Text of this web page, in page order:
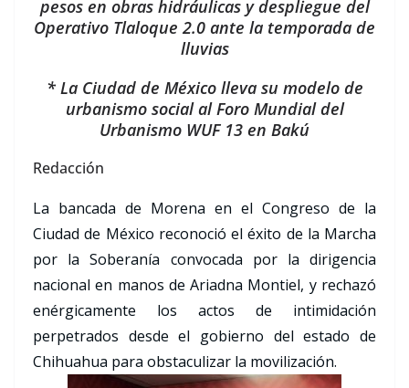
pesos en obras hidráulicas y despliegue del
Operativo Tlaloque 2.0 ante la temporada de
lluvias
* La Ciudad de México lleva su modelo de
urbanismo social al Foro Mundial del
Urbanismo WUF 13 en Bakú
Redacción
La bancada de Morena en el Congreso de la
Ciudad de México reconoció el éxito de la Marcha
por la Soberanía convocada por la dirigencia
nacional en manos de Ariadna Montiel, y rechazó
enérgicamente los actos de intimidación
perpetrados desde el gobierno del estado de
Chihuahua para obstaculizar la movilización.